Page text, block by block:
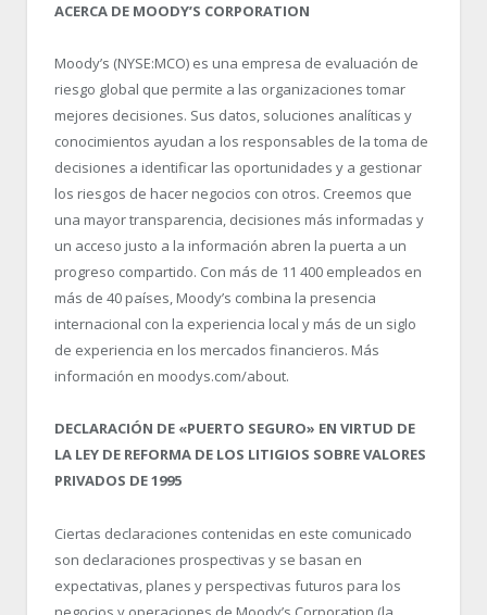
ACERCA DE MOODY’S CORPORATION
Moody’s (NYSE:MCO) es una empresa de evaluación de
riesgo global que permite a las organizaciones tomar
mejores decisiones. Sus datos, soluciones analíticas y
conocimientos ayudan a los responsables de la toma de
decisiones a identificar las oportunidades y a gestionar
los riesgos de hacer negocios con otros. Creemos que
una mayor transparencia, decisiones más informadas y
un acceso justo a la información abren la puerta a un
progreso compartido. Con más de 11 400 empleados en
más de 40 países, Moody’s combina la presencia
internacional con la experiencia local y más de un siglo
de experiencia en los mercados financieros. Más
información en moodys.com/about.
DECLARACIÓN DE «PUERTO SEGURO» EN VIRTUD DE
LA LEY DE REFORMA DE LOS LITIGIOS SOBRE VALORES
PRIVADOS DE 1995
Ciertas declaraciones contenidas en este comunicado
son declaraciones prospectivas y se basan en
expectativas, planes y perspectivas futuros para los